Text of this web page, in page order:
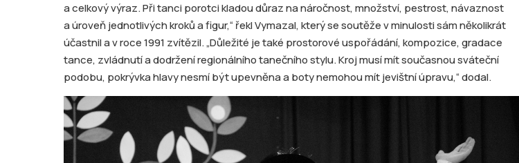
a celkový výraz. Při tanci porotci kladou důraz na náročnost, množství, pestrost, návaznost
a úroveň jednotlivých kroků a figur,“ řekl Vymazal, který se soutěže v minulosti sám několikrát
účastnil a v roce 1991 zvítězil. „Důležité je také prostorové uspořádání, kompozice, gradace
tance, zvládnutí a dodržení regionálního tanečního stylu. Kroj musí mít současnou sváteční
podobu, pokrývka hlavy nesmí být upevněna a boty nemohou mít jevištní úpravu,“ dodal.